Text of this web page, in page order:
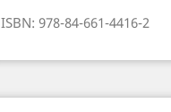
ISBN: 978-84-661-4416-2